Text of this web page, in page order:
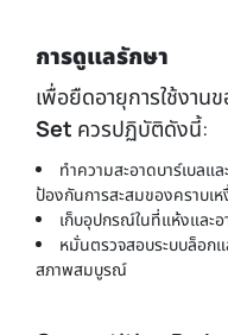
การดูแลรักษา
เพื่อยืดอายุการใช้งาน
Set ควรปฏิบัติดังนี้:
ทำความสะอาดบาร์เบลแ
ป้องกันการสะสมของคราบเ
เก็บอุปกรณ์ในที่แห้งและ
หมั่นตรวจสอบระบบล็อกแ
สภาพสมบูรณ์